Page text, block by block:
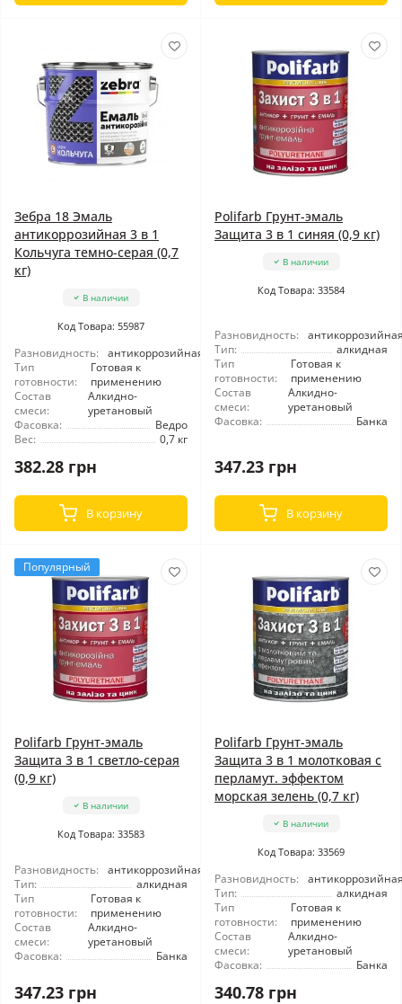
Зебра 18 Эмаль
антикоррозийная 3 в 1
Кольчуга темно-серая (0,7
кг)
В наличии
Код Товара: 55987
Разновидность:
антикоррозийная
Тип
готовности:
Готовая к
применению
Состав
смеси:
Алкидно-
уретановый
Фасовка:
Ведро
Вес:
0,7 кг
382.28 грн
В корзину
Polifarb Грунт-эмаль
Защита 3 в 1 синяя (0,9 кг)
В наличии
Код Товара: 33584
Разновидность:
Тип:
алкидная
Тип
готовности:
Готовая к
применению
Состав
смеси:
Алкидно-
уретановый
Фасовка:
Банка
347.23 грн
В корзину
Популярный
Polifarb Грунт-эмаль
Защита 3 в 1 светло-серая
(0,9 кг)
В наличии
Код Товара: 33583
Разновидность:
антикоррозийная
Тип:
алкидная
Тип
готовности:
Готовая к
применению
Состав
смеси:
Алкидно-
уретановый
Фасовка:
Банка
347.23 грн
Polifarb Грунт-эмаль
Защита 3 в 1 молотковая с
перламут. эффектом
морская зелень (0,7 кг)
В наличии
Код Товара: 33569
Разновидность:
Тип:
алкидная
Тип
готовности:
Готовая к
применению
Состав
смеси:
Алкидно-
уретановый
Фасовка:
Банка
340.78 грн